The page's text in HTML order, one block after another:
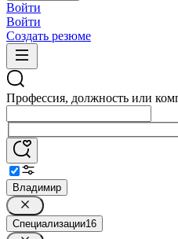
Войти
Войти
Создать резюме
Профессия, должность или
Владимир
Специализации16